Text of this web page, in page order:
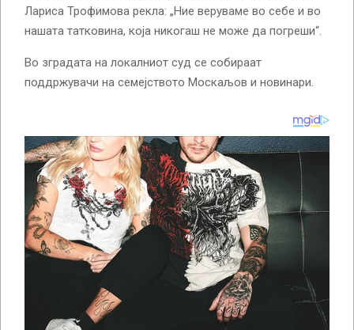
Лариса Трофимова рекла: „Ние веруваме во себе и во
нашата татковина, која никогаш не може да погреши“.
Во зградата на локалниот суд се собираат
поддржувачи на семејството Москаљов и новинари.